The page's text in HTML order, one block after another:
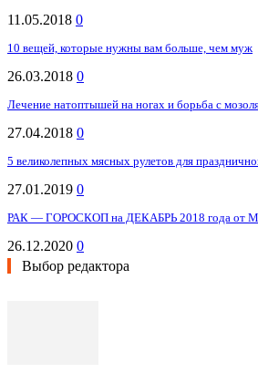
11.05.2018 0
10 вещей, которые нужны вам больше, чем муж
26.03.2018 0
Лечение натоптышей на ногах и борьба с
27.04.2018 0
5 великолепных мясных рулетов для
27.01.2019 0
РАК — ГОРОСКОП на ДЕКАБРЬ 2018 года от
26.12.2020 0
Выбор редактора